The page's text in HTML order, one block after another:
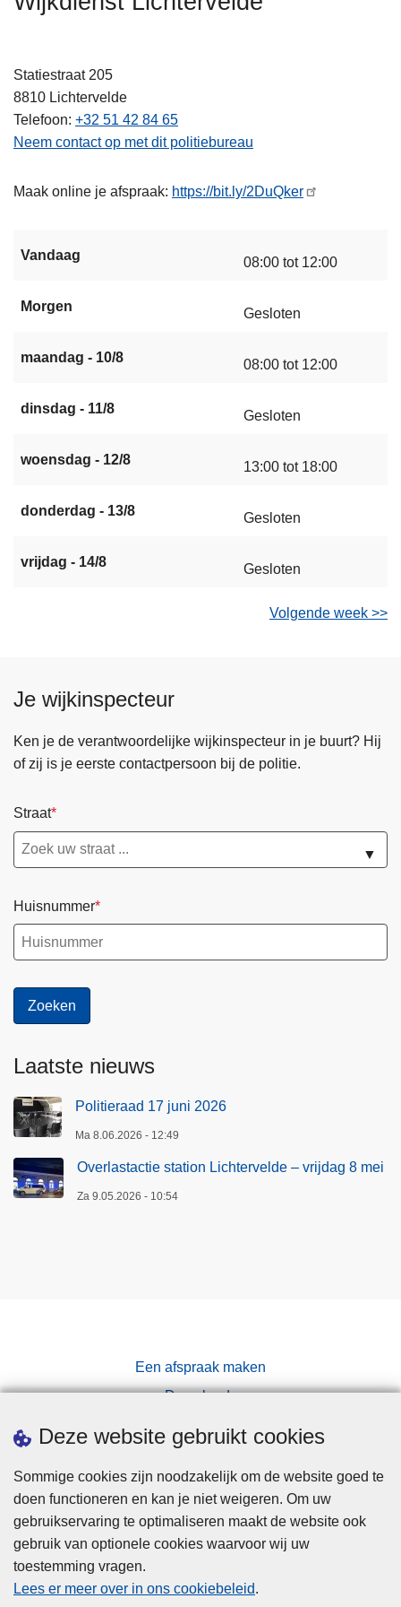
Deze website gebruikt cookies
Sommige cookies zijn noodzakelijk om de website goed te
doen functioneren en kan je niet weigeren. Om uw
gebruikservaring te optimaliseren maakt de website ook
gebruik van optionele cookies waarvoor wij uw
toestemming vragen.
Lees er meer over in ons cookiebeleid.
Statiestraat 205
8810 Lichtervelde
Telefoon +32 51 42 84 65
Neem contact op met dit politiebureau
Maak online je afspraak: https://bit.ly/2DuQker
Vandaag 08:00 tot 12:00
Morgen Gesloten
maandag - 10/8 08:00 tot 12:00
dinsdag - 11/8 Gesloten
woensdag - 12/8 13:00 tot 18:00
donderdag - 13/8 Gesloten
vrijdag - 14/8 Gesloten
Volgende week >>
Je wijkinspecteur
Ken je de verantwoordelijke wijkinspecteur in je buurt? Hij
of zij is je eerste contactpersoon bij de politie.
Straat
▼
Huisnummer
Laatste nieuws
Politieraad 17 juni 2026
Ma 8.06.2026 - 12:49
Overlastactie station Lichtervelde – vrijdag 8 mei
Za 9.05.2026 - 10:54
Een afspraak maken
Downloads
Pers
Privacy